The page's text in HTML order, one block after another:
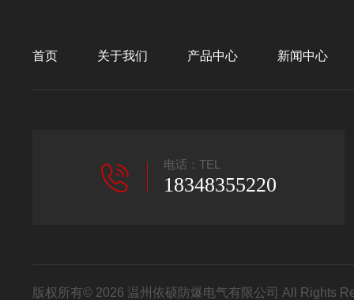
首页 关于我们 产品中心 新闻中心
电话：TEL
18348355220
版权所有© 2026 温州依硕防爆电气有限公司 All Rights